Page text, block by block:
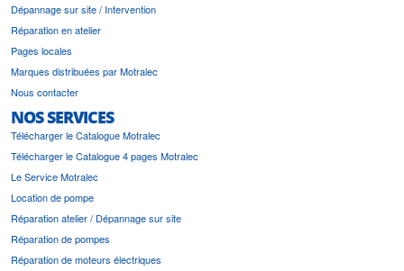
Dépannage sur site / Intervention
Réparation en atelier
Pages locales
Marques distribuées par Motralec
Nous contacter
NOS SERVICES
Télécharger le Catalogue Motralec
Télécharger le Catalogue 4 pages Motralec
Le Service Motralec
Location de pompe
Réparation atelier / Dépannage sur site
Réparation de pompes
Réparation de moteurs électriques